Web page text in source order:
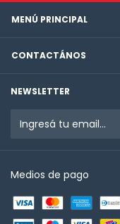
MENÚ PRINCIPAL
CONTACTÁNOS
NEWSLETTER
Medios de pago